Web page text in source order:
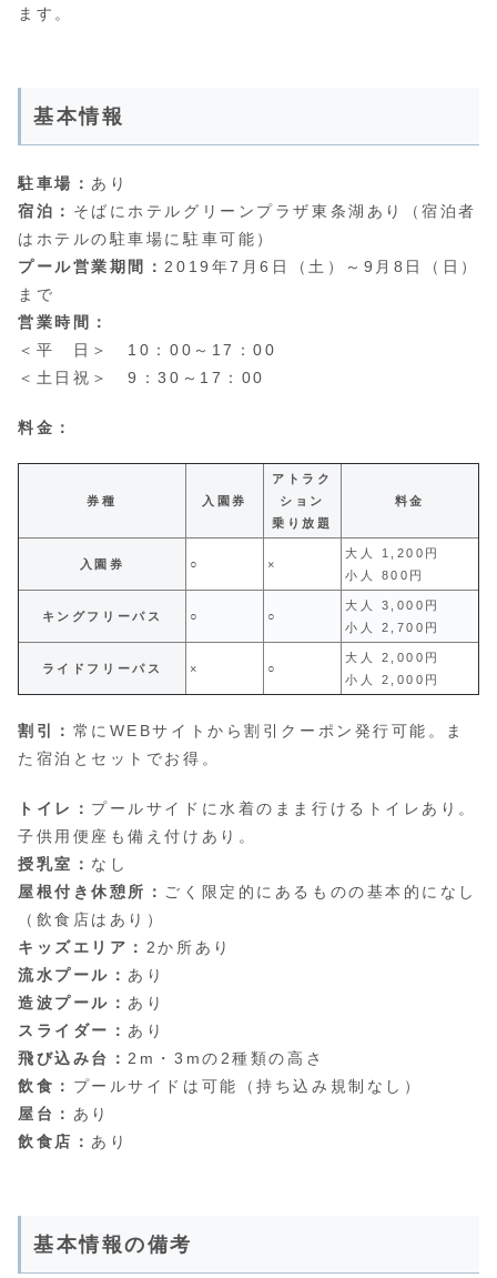
ます。
基本情報
駐車場： あり
宿泊： そばにホテルグリーンプラザ東条湖あり（宿泊者
はホテルの駐車場に駐車可能）
プール営業期間：2019年7月6日（土）～9月8日（日）
まで
営業時間：
＜平 日＞ 10：00～17：00
＜土日祝＞ 9：30～17：00
料金：
券種 入園券
アトラク
ション
乗り放題
料金
入園券 ○ ×
大人 1,200円
小人 800円
キングフリーパス ○ ○
大人 3,000円
小人 2,700円
ライドフリーパス × ○
大人 2,000円
小人 2,000円
割引： 常にWEBサイトから割引クーポン発行可能。ま
た宿泊とセットでお得。
トイレ： プールサイドに水着のまま行けるトイレあり。
子供用便座も備え付けあり。
授乳室： なし
屋根付き休憩所： ごく限定的にあるものの基本的になし
（飲食店はあり）
キッズエリア： 2か所あり
流水プール： あり
造波プール： あり
スライダー： あり
飛び込み台： 2m・3mの2種類の高さ
飲食： プールサイドは可能（持ち込み規制なし）
屋台： あり
飲食店： あり
基本情報の備考